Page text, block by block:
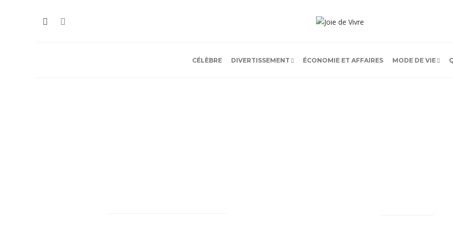
CÉLÈBRE DIVERTISSEMENT ÉCONOMIE ET AFFAIRES MODE DE VIE